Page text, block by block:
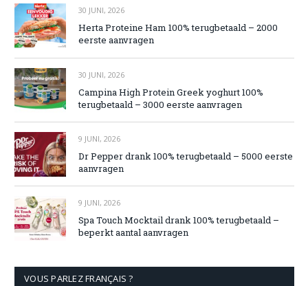
30 JUNI, 2026
Herta Proteine Ham 100% terugbetaald – 2000
eerste aanvragen
30 JUNI, 2026
Campina High Protein Greek yoghurt 100%
terugbetaald – 3000 eerste aanvragen
9 JUNI, 2026
Dr Pepper drank 100% terugbetaald – 5000 eerste
aanvragen
9 JUNI, 2026
Spa Touch Mocktail drank 100% terugbetaald –
beperkt aantal aanvragen
VOUS PARLEZ FRANÇAIS ?